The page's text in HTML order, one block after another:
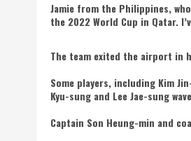
Jamie from the Philippines,
the 2022 World Cup in Qatar.
The team exited the airport in
Some players, including Kim
Kyu-sung and Lee Jae-sung
Captain Son Heung-min and